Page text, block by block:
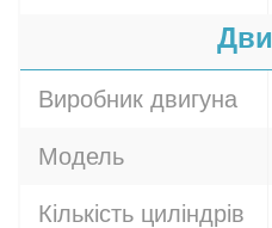
Виробник двигуна
Модель
Кількість циліндрів